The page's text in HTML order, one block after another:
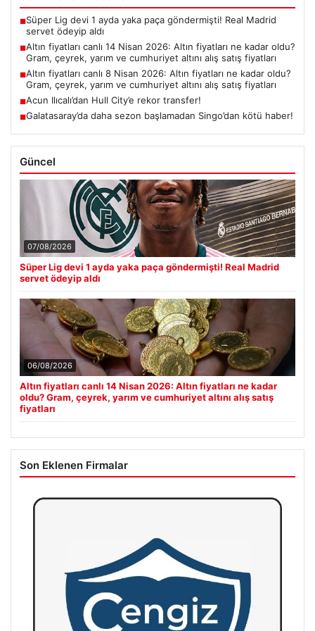
■Süper Lig devi 1 ayda yaka paça göndermişti! Real Madrid
servet ödeyip aldı
■Altın fiyatları canlı 14 Nisan 2026: Altın fiyatları ne kadar oldu?
Gram, çeyrek, yarım ve cumhuriyet altını alış satış fiyatları
■Altın fiyatları canlı 8 Nisan 2026: Altın fiyatları ne kadar oldu?
Gram, çeyrek, yarım ve cumhuriyet altını alış satış fiyatları
■Acun Ilıcalı’dan Hull City’e rekor transfer!
■Galatasaray’da daha sezon başlamadan Singo’dan kötü haber!
Güncel
07/08/2026
Süper Lig devi 1 ayda yaka paça göndermişti! Real Madrid
servet ödeyip aldı
06/08/2026
Altın fiyatları canlı 14 Nisan 2026: Altın fiyatları ne kadar
oldu? Gram, çeyrek, yarım ve cumhuriyet altını alış satış
fiyatları
Son Eklenen Firmalar